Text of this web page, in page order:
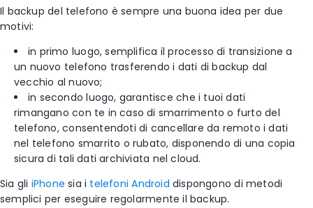
Il backup del telefono è sempre una buona idea per due
motivi:
in primo luogo, semplifica il processo di transizione a
un nuovo telefono trasferendo i dati di backup dal
vecchio al nuovo;
in secondo luogo, garantisce che i tuoi dati
rimangano con te in caso di smarrimento o furto del
telefono, consentendoti di cancellare da remoto i dati
nel telefono smarrito o rubato, disponendo di una copia
sicura di tali dati archiviata nel cloud.
Sia gli iPhone sia i telefoni Android dispongono di metodi
semplici per eseguire regolarmente il backup.